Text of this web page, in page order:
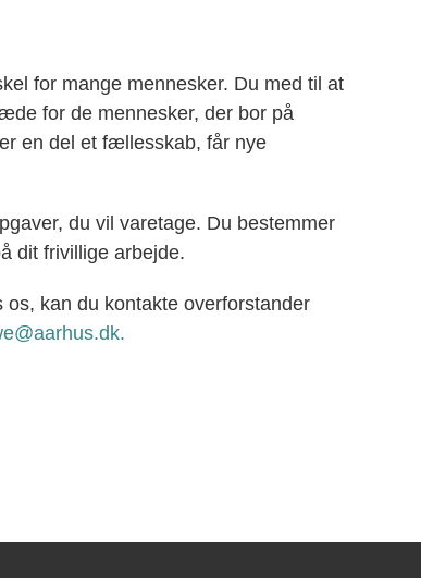
for mange mennesker. Du med til at
for de mennesker, der bor på
en del et fællesskab, får nye
du vil varetage. Du bestemmer
dit frivillige arbejde.
kan du kontakte overforstander